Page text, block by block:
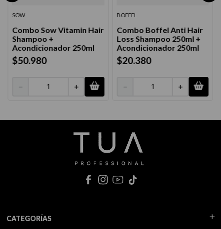
SOW
Combo Sow Vitamin Hair
Shampoo +
Acondicionador 250ml
$50.980
＋
－
BOFFEL
Combo Boffel Anti Hair
Loss Shampoo 250ml +
Acondicionador 250ml
$20.380
＋
－
CATEGORÍAS